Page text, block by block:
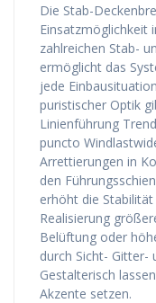
Die Stab-
Einsatzmöglichkeit
zahlreichen Stab-
ermöglicht das
jede
puristischer Optik
Linienführung
puncto
Arrettierungen in
den
erhöht die
Realisierung
Belüftung oder
durch Sicht- Gitter-
Gestalterisch
Akzente setzen.